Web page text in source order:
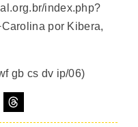
index.php?
por Kibera,
gb cs dv ip/06)